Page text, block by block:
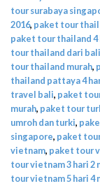
tour surabaya
2016, paket tour
paket tour thailand 4
tour thailand dari
tour thailand murah,
thailand pattaya 4
travel bali, paket
murah, paket tour
umroh dan turki,
singapore, paket
vietnam, paket tour
tour vietnam 3 hari 2
tour vietnam 5 hari 4